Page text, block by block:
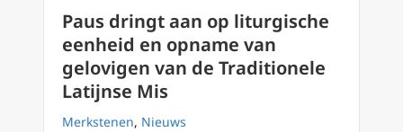
Paus dringt aan op liturgische
eenheid en opname van
gelovigen van de Traditionele
Latijnse Mis
Merkstenen, Nieuws